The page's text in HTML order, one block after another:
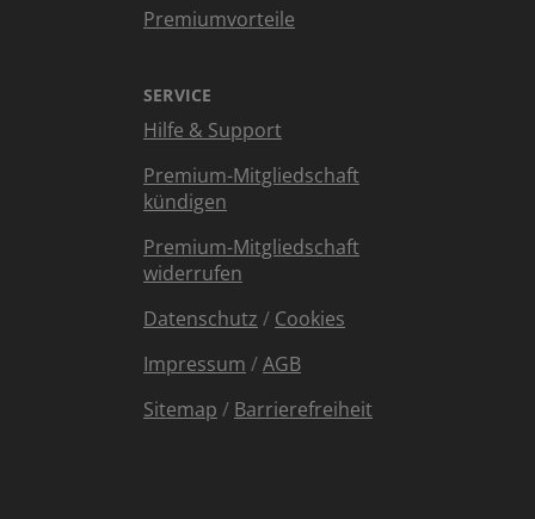
Premiumvorteile
SERVICE
Hilfe & Support
Premium-Mitgliedschaft
kündigen
Premium-Mitgliedschaft
widerrufen
Datenschutz / Cookies
Impressum /AGB
Sitemap / Barrierefreiheit